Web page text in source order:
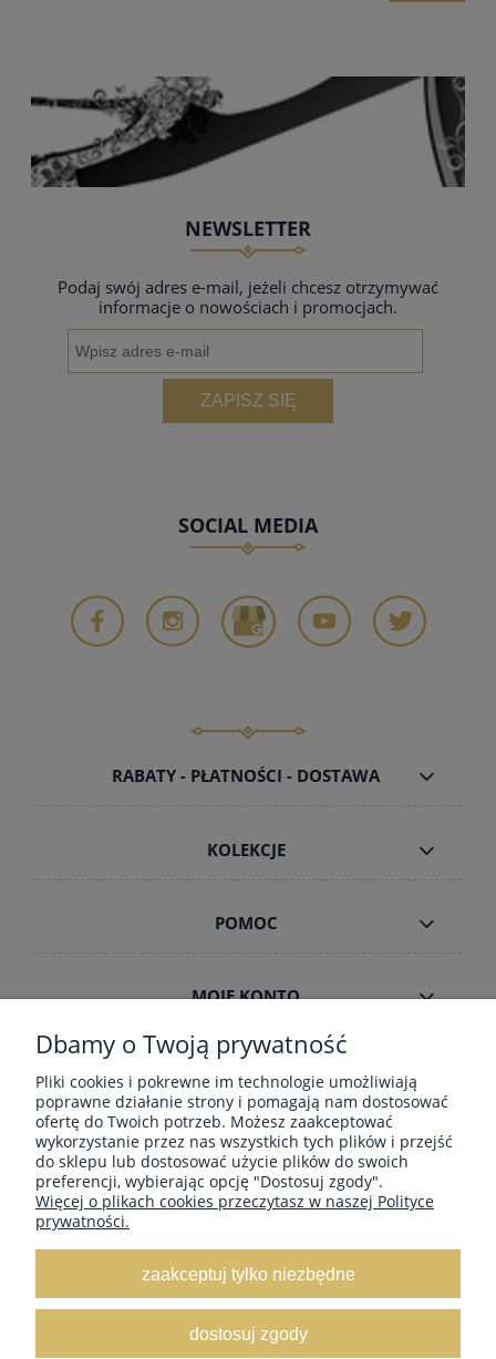
NEWSLETTER
Podaj swój adres e-mail, jeżeli chcesz otrzymywać
informacje o nowościach i promocjach.
ZAPISZ SIĘ
SOCIAL MEDIA
RABATY - PŁATNOŚCI - DOSTAWA
KOLEKCJE
POMOC
MOJE KONTO
INFORMACJE
ZAMÓWIENIA HURT B2B
Dostawa GRATIS ! za zakupy powyżej 190
zł Paczkomaty, Kurier InPost, Kurier DPD,
Poczta-Pocztex
, Orlen Paczka
Dbamy o Twoją prywatność
Pliki cookies i pokrewne im technologie umożliwiają
poprawne działanie strony i pomagają nam dostosować
ofertę do Twoich potrzeb. Możesz zaakceptować
wykorzystanie przez nas wszystkich tych plików i przejść
do sklepu lub dostosować użycie plików do swoich
preferencji, wybierając opcję "Dostosuj zgody".
Więcej o plikach cookies przeczytasz w naszej Polityce
prywatności.
zaakceptuj tylko niezbędne
dostosuj zgody